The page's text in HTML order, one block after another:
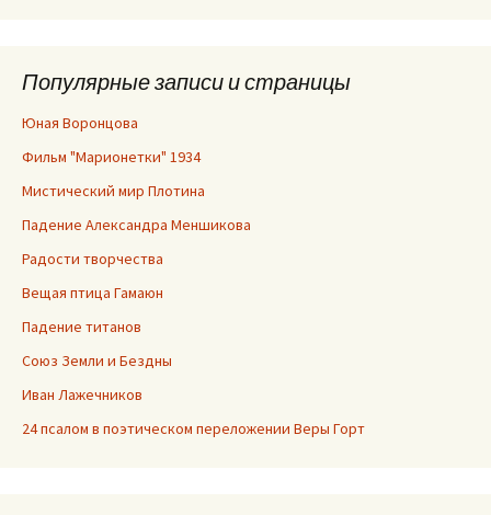
Популярные записи и страницы
Юная Воронцова
Фильм "Марионетки" 1934
Мистический мир Плотина
Падение Александра Меншикова
Радости творчества
Вещая птица Гамаюн
Падение титанов
Союз Земли и Бездны
Иван Лажечников
24 псалом в поэтическом переложении Веры Горт